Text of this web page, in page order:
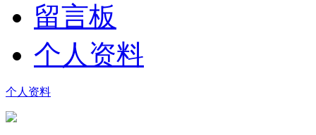
留言板
个人资料
个人资料